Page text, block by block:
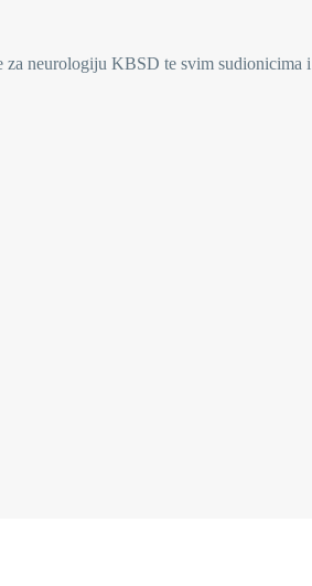
neurologiju KBSD te svim sudionicima i